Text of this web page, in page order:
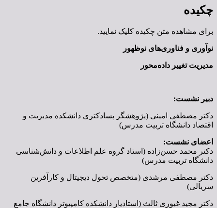
چکیده
برای مشاهده متن چکیده کلیک نمایید.
نوآوری و فناوری‌های نوظهور
مدیریت تغییر داده‌محور
دبیر نشست:
دکتر مصطفی امینی (پژوهشگر پسادکتری دانشکده مدیریت و
اقتصاد دانشگاه تربیت مدرس)
اعضای نشست:
دکتر محمد حسن‌زاده (استاد گروه علم اطلاعات و دانش‌شناسی
دانشگاه تربیت مدرس)
دکتر مصطفی مرشدی (متخصص تحول دیجیتال و کارآفرین
سریالی)
دکتر مجید غیوری ثالث (استادیار دانشکده کامپیوتر دانشگاه جامع